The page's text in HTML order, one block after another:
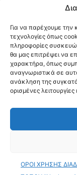
Για να παρέχουμε την
τεχνολογίες όπως
πληροφορίες
θα μας επιτρέψει να
χαρακτήρα, όπως
αναγνωριστικά σε
ανάκληση της
ορισμένες
ΟΡΟΙ ΧΡΗΣΗΣ
© Copyright 2026